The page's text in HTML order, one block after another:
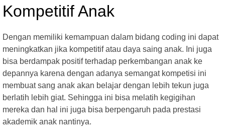
Kompetitif Anak
Dengan memiliki kemampuan dalam bidang coding ini dapat
meningkatkan jika kompetitif atau daya saing anak. Ini juga
bisa berdampak positif terhadap perkembangan anak ke
depannya karena dengan adanya semangat kompetisi ini
membuat sang anak akan belajar dengan lebih tekun juga
berlatih lebih giat. Sehingga ini bisa melatih kegigihan
mereka dan hal ini juga bisa berpengaruh pada prestasi
akademik anak nantinya.